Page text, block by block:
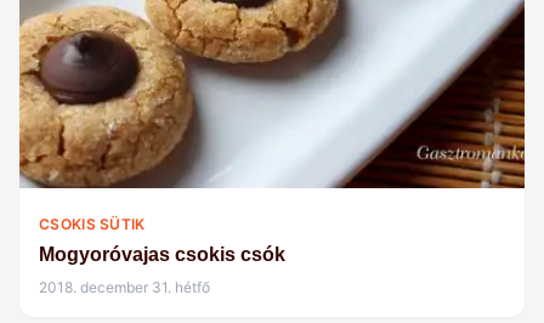
CSOKIS SÜTIK
Mogyoróvajas csokis csók
2018. december 31. hétfő